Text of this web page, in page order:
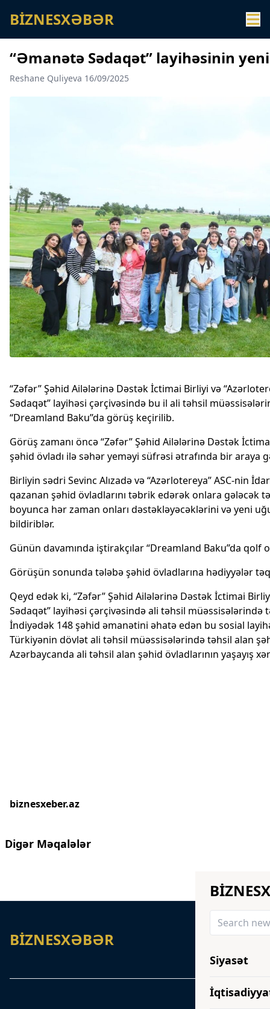
BİZNESXƏBƏR
“Əmanətə Sədaqət” layihəsinin
Reshane Quliyeva 16/09/2025
“Zəfər” Şəhid Ailələrinə Dəstək İctimai Birliyi və
Sədaqət” layihəsi çərçivəsində bu il ali təhsil
“Dreamland Baku’’da görüş keçirilib.
Görüş zamanı öncə “Zəfər” Şəhid Ailələrinə Dəstək
şəhid övladı ilə səhər yeməyi süfrəsi ətrafında bir araya
Birliyin sədri Sevinc Alızadə və “Azərlotereya” ASC-nin
qazanan şəhid övladlarını təbrik edərək onlara gələcək
boyunca hər zaman onları dəstəkləyəcəklərini və yeni
bildiriblər.
Günün davamında iştirakçılar “Dreamland Baku’’da
Görüşün sonunda tələbə şəhid övladlarına hədiyyələr
Qeyd edək ki, “Zəfər” Şəhid Ailələrinə Dəstək İctimai
Sədaqət” layihəsi çərçivəsində ali təhsil
İndiyədək 148 şəhid əmanətini əhatə edən bu sosial
Türkiyənin dövlət ali təhsil müəssisələrində təhsil alan
Azərbaycanda ali təhsil alan şəhid övladlarının yaşayış
biznesxeber.az
Digər Məqalələr
Siyasət
BİZNESXƏBƏR